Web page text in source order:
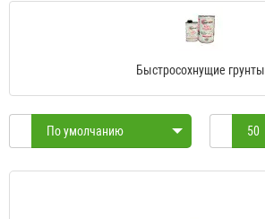
Быстросохнущие грунты
По умолчанию 50